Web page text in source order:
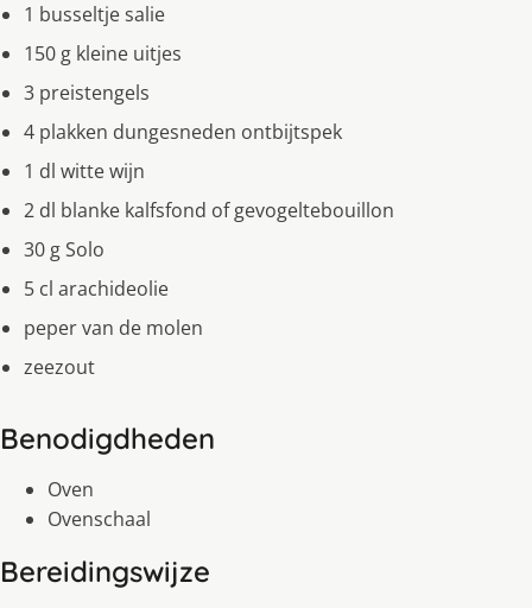
1 busseltje salie
150 g kleine uitjes
3 preistengels
4 plakken dungesneden ontbijtspek
1 dl witte wijn
2 dl blanke kalfsfond of gevogeltebouillon
30 g Solo
5 cl arachideolie
peper van de molen
zeezout
Benodigdheden
Oven
Ovenschaal
Bereidingswijze